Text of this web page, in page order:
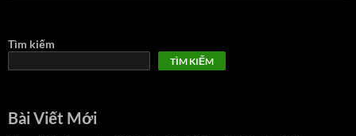
Tìm kiếm
TÌM KIẾM
Bài Viết Mới